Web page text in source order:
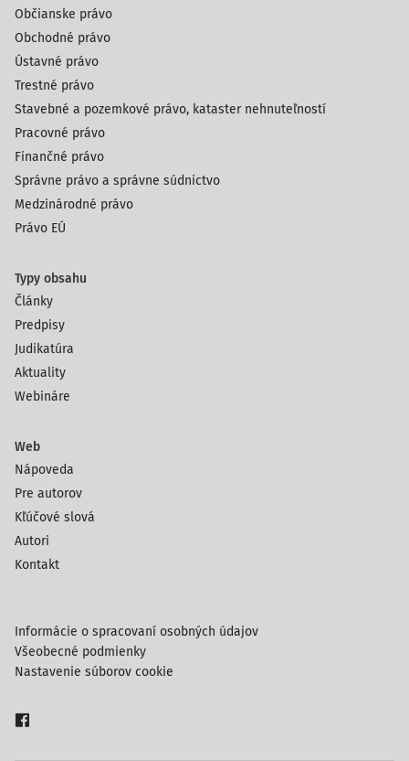
Občianske právo
Obchodné právo
Ústavné právo
Trestné právo
Stavebné a pozemkové právo, kataster nehnuteľností
Pracovné právo
Finančné právo
Správne právo a správne súdnictvo
Medzinárodné právo
Právo EÚ
Typy obsahu
Články
Predpisy
Judikatúra
Aktuality
Webináre
Web
Nápoveda
Pre autorov
Kľúčové slová
Autori
Kontakt
Informácie o spracovaní osobných údajov
Všeobecné podmienky
Nastavenie súborov cookie